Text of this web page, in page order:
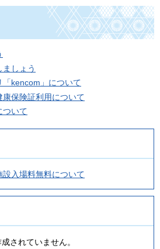
しょう
kencom」について
保険証利用について
ついて
入場料無料について
されていません。